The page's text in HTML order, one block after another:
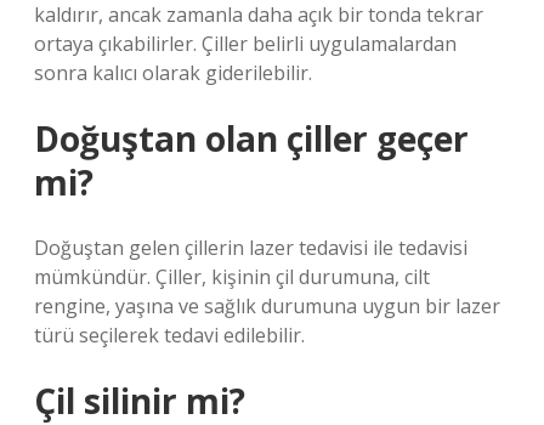
kaldırır, ancak zamanla daha açık bir tonda tekrar
ortaya çıkabilirler. Çiller belirli uygulamalardan
sonra kalıcı olarak giderilebilir.
Doğuştan olan çiller geçer
mi?
Doğuştan gelen çillerin lazer tedavisi ile tedavisi
mümkündür. Çiller, kişinin çil durumuna, cilt
rengine, yaşına ve sağlık durumuna uygun bir lazer
türü seçilerek tedavi edilebilir.
Çil silinir mi?